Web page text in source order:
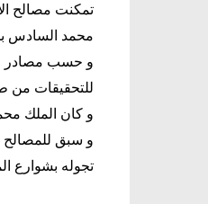
محمد السادس
للتحقيقات من
و كان الملك
و سبق للمصالح
تجوله بشوارع